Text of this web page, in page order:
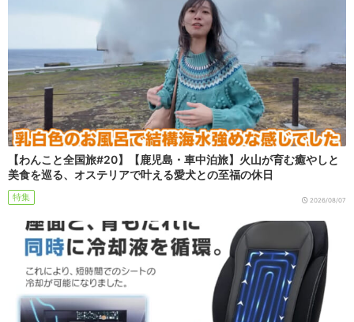
【わんこと全国旅#20】【鹿児島・車中泊旅】火山が育む癒やしと
美食を巡る、オステリアで叶える愛犬との至福の休日
特集 2026/08/07